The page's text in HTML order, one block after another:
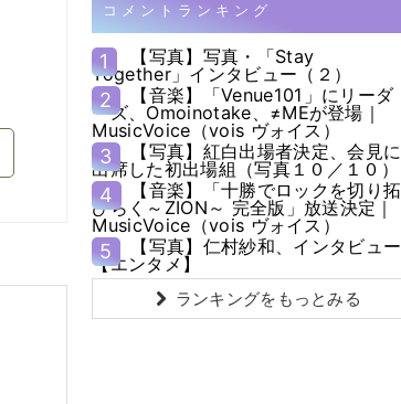
コメントランキング
1
【写真】写真・「Stay
Together」インタビュー（２）
2
【音楽】「Venue101」にリーダ
ーズ、Omoinotake、≠MEが登場｜
MusicVoice（vois ヴォイス）
3
【写真】紅白出場者決定、会見に
出席した初出場組（写真１０／１０）
4
【音楽】「十勝でロックを切り拓
ひらく～ZION～ 完全版」放送決定｜
MusicVoice（vois ヴォイス）
5
【写真】仁村紗和、インタビュー
【エンタメ】
ランキングをもっとみる